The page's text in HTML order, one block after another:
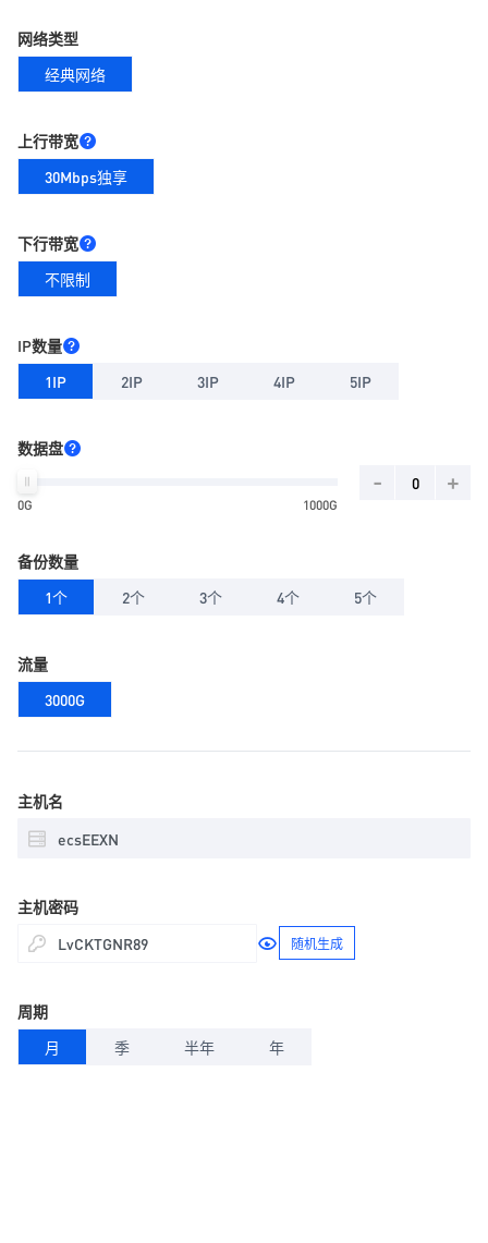
网络类型
经典网络
上行带宽
30Mbps独享
下行带宽
不限制
IP数量
1IP
2IP 3IP 4IP 5IP
数据盘
0G 1000G
- +
备份数量
1个
2个 3个 4个 5个
流量
3000G
主机名
主机密码
随机生成
周期
月
季 半年 年